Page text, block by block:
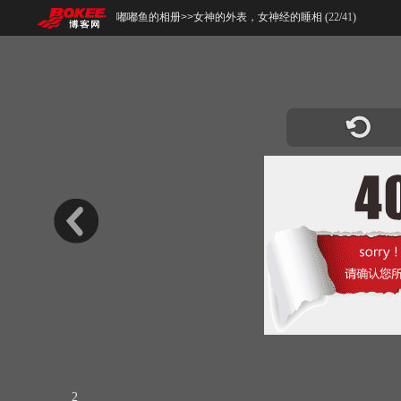
嘟嘟鱼的相册>>女神的外表，女神经的睡相 (22/41)
2